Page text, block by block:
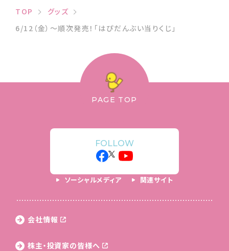
TOP
グッズ
6/12（金）～順次発売！「はぴだんぶい当りくじ」
PAGE TOP
FOLLOW
ソーシャルメディア 関連サイト
会社情報
株主・投資家の皆様へ